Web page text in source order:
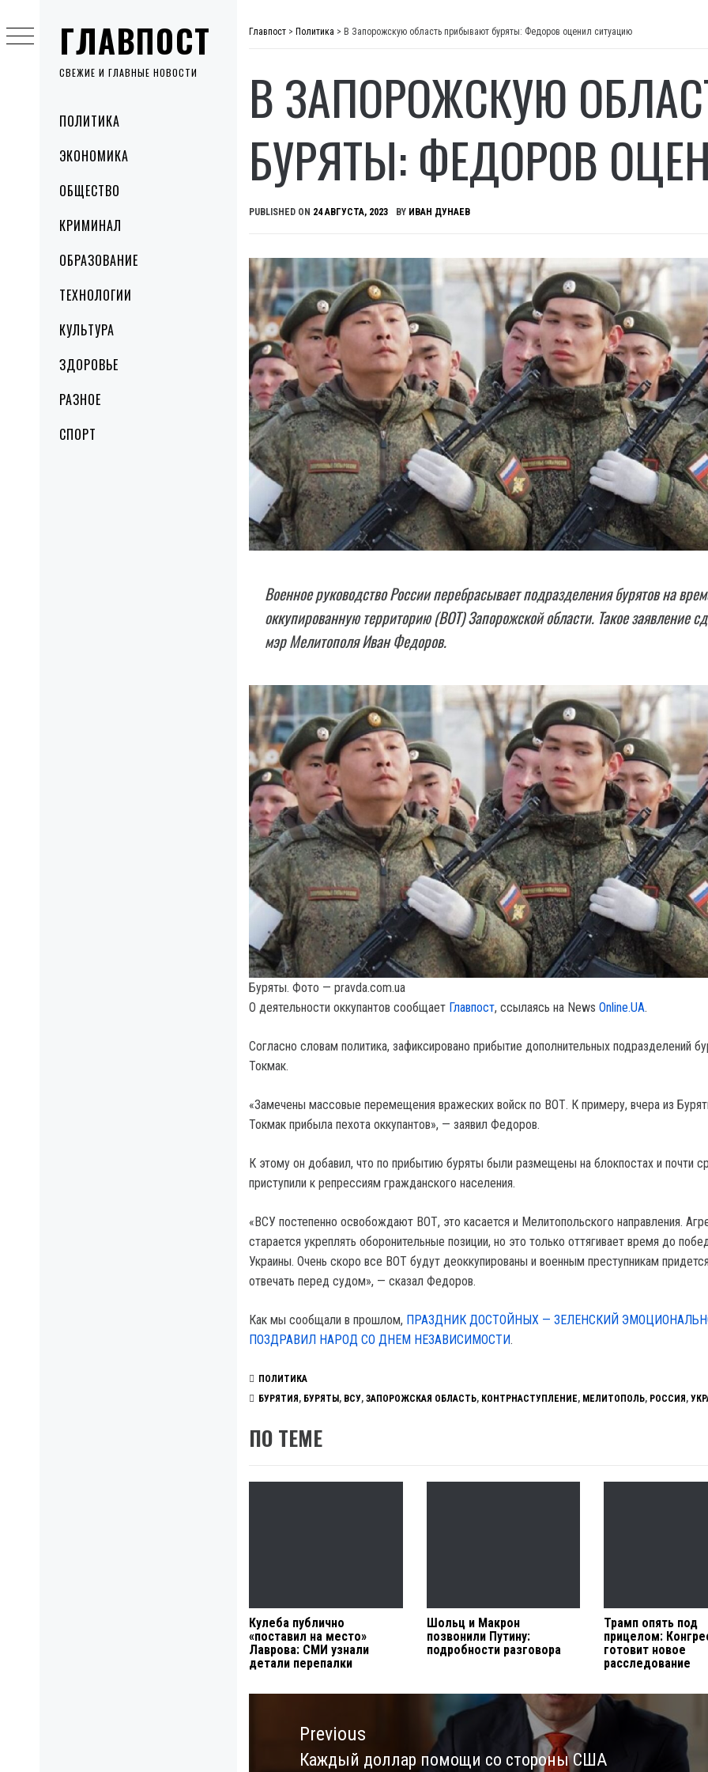
ГЛАВПОСТ
СВЕЖИЕ И ГЛАВНЫЕ НОВОСТИ
MenuПОЛИТИКА
ЭКОНОМИКА
ОБЩЕСТВО
КРИМИНАЛ
ОБРАЗОВАНИЕ
ТЕХНОЛОГИИ
КУЛЬТУРА
ЗДОРОВЬЕ
РАЗНОЕ
СПОРТ
to
content
Главпост > Политика > В Запорожскую область прибывают буряты: Федоров оценил ситуацию
В ЗАПОРОЖСКУЮ
БУРЯТЫ: ФЕДОРОВ
PUBLISHED ON 24 АВГУСТА, 2023 BY ИВАН ДУНАЕВ
Военное руководство России перебрасывает подразделения бурятов на
оккупированную территорию (ВОТ) Запорожской области. Такое заявление
мэр Мелитополя Иван Федоров.
Буряты. Фото — pravda.com.ua
О деятельности оккупантов сообщает Главпост, ссылаясь на News Online.UA.
Согласно словам политика, зафиксировано прибытие дополнительных подразделений
Токмак.
«Замечены массовые перемещения вражеских войск по ВОТ. К примеру, вчера из
Токмак прибыла пехота оккупантов», — заявил Федоров.
К этому он добавил, что по прибытию буряты были размещены на блокпостах и почти
приступили к репрессиям гражданского населения.
«ВСУ постепенно освобождают ВОТ, это касается и Мелитопольского направления.
старается укреплять оборонительные позиции, но это только оттягивает время до
Украины. Очень скоро все ВОТ будут деоккупированы и военным преступникам придется
отвечать перед судом», — сказал Федоров.
Как мы сообщали в прошлом, ПРАЗДНИК ДОСТОЙНЫХ — ЗЕЛЕНСКИЙ
ПОЗДРАВИЛ НАРОД СО ДНЕМ НЕЗАВИСИМОСТИ.
ПОЛИТИКА
БУРЯТИЯ, БУРЯТЫ, ВСУ, ЗАПОРОЖСКАЯ ОБЛАСТЬ, КОНТРНАСТУПЛЕНИЕ, МЕЛИТОПОЛЬ, РОССИЯ,
ПО ТЕМЕ
Кулеба публично
«поставил на место»
Лаврова: СМИ узнали
детали перепалки
Шольц и Макрон
позвонили Путину:
подробности разговора
Трамп опять под
прицелом:
готовит новое
расследование
Навигация
записямPrevious
Previous
Каждый доллар помощи со стороны США